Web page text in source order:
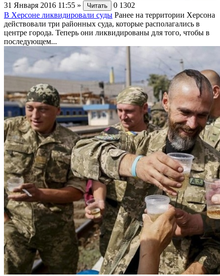
31 Января 2016 11:55 » Читать 0 1302
В Херсоне ликвидировали суды Ранее на территории Херсона
действовали три районных суда, которые располагались в
центре города. Теперь они ликвидированы для того, чтобы в
последующем...